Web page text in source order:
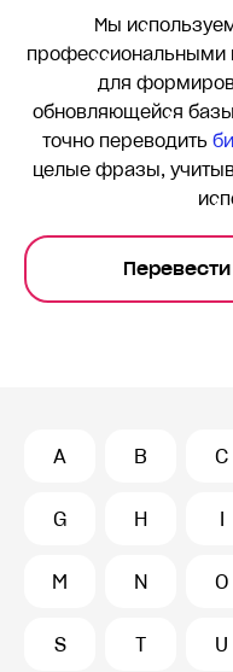
Мы
для
обновляющейся
точно переводить
целые фразы,
A B C
G H I
M N O
S T U